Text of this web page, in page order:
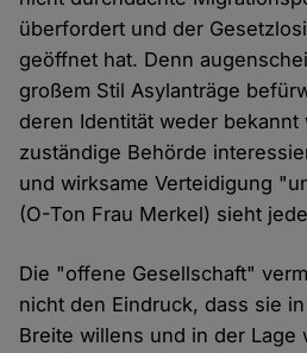
überfordert und der
geöffnet hat. Denn
großem Stil Asylanträge
deren Identität weder bekannt
zuständige Behörde
und wirksame Verteidigung
(O-Ton Frau Merkel) sieht
Die "offene Gesellschaft"
nicht den Eindruck, dass sie
Breite willens und in der Lage